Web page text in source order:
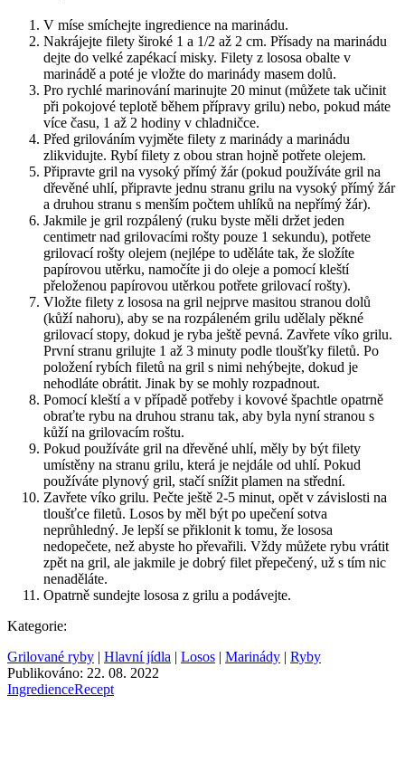
V míse smíchejte ingredience na marinádu.
Nakrájejte filety široké 1 a 1/2 až 2 cm. Přísady na marinádu
dejte do velké zapékací misky. Filety z lososa obalte v
marinádě a poté je vložte do marinády masem dolů.
Pro rychlé marinování marinujte 20 minut (můžete tak učinit
při pokojové teplotě během přípravy grilu) nebo, pokud máte
více času, 1 až 2 hodiny v chladničce.
Před grilováním vyjměte filety z marinády a marinádu
zlikvidujte. Rybí filety z obou stran hojně potřete olejem.
Připravte gril na vysoký přímý žár (pokud používáte gril na
dřevěné uhlí, připravte jednu stranu grilu na vysoký přímý žár
a druhou stranu s menším počtem uhlíků na nepřímý žár).
Jakmile je gril rozpálený (ruku byste měli držet jeden
centimetr nad grilovacími rošty pouze 1 sekundu), potřete
grilovací rošty olejem (nejlépe to uděláte tak, že složíte
papírovou utěrku, namočíte ji do oleje a pomocí kleští
přeloženou papírovou utěrkou potřete grilovací rošty).
Vložte filety z lososa na gril nejprve masitou stranou dolů
(kůží nahoru), aby se na rozpáleném grilu udělaly pěkné
grilovací stopy, dokud je ryba ještě pevná. Zavřete víko grilu.
První stranu grilujte 1 až 3 minuty podle tloušťky filetů. Po
položení rybích filetů na gril s nimi nehýbejte, dokud je
nehodláte obrátit. Jinak by se mohly rozpadnout.
Pomocí kleští a v případě potřeby i kovové špachtle opatrně
obraťte rybu na druhou stranu tak, aby byla nyní stranou s
kůží na grilovacím roštu.
Pokud používáte gril na dřevěné uhlí, měly by být filety
umístěny na stranu grilu, která je nejdále od uhlí. Pokud
používáte plynový gril, stačí snížit plamen na střední.
Zavřete víko grilu. Pečte ještě 2-5 minut, opět v závislosti na
tloušťce filetů. Losos by měl být po upečení sotva
neprůhledný. Je lepší se přiklonit k tomu, že lososa
nedopečete, než abyste ho převařili. Vždy můžete rybu vrátit
zpět na gril, ale jakmile je dobrý filet přepečený, už s tím nic
nenaděláte.
Opatrně sundejte lososa z grilu a podávejte.
Kategorie:
Grilované ryby | Hlavní jídla | Losos | Marinády | Ryby
Publikováno: 22. 08. 2022
IngredienceRecept